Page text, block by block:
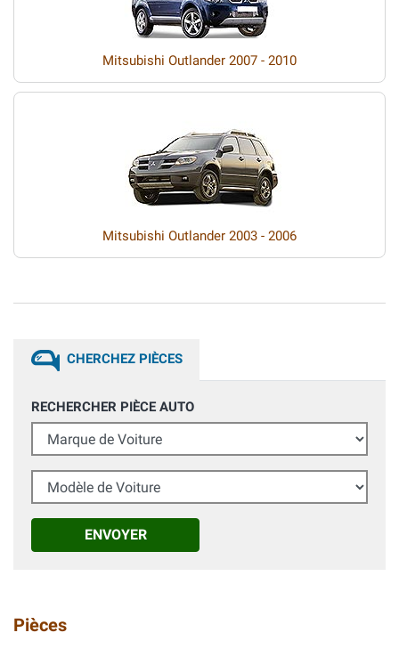
Mitsubishi Outlander 2007 - 2010
Mitsubishi Outlander 2003 - 2006
CHERCHEZ PIÈCES
RECHERCHER PIÈCE AUTO
Marque de Voiture
Modèle de Voiture
ENVOYER
Pièces